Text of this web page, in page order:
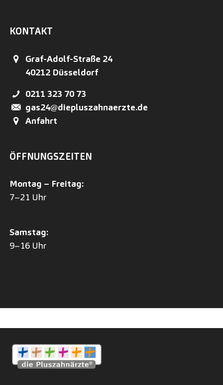
KONTAKT
Graf-Adolf-Straße 24
40212 Düsseldorf
0211 323 70 73
gas24@diepluszahnaerzte.de
Anfahrt
ÖFFNUNGSZEITEN
Montag – Freitag:
7–21 Uhr
Samstag:
9–16 Uhr